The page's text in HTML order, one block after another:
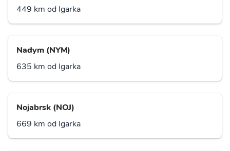
449 km od Igarka
Nadym (NYM)
635 km od Igarka
Nojabrsk (NOJ)
669 km od Igarka